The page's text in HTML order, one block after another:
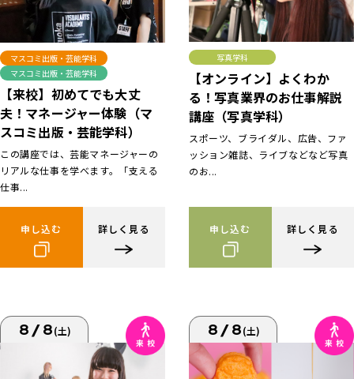
マスコミ出版・芸能学科
マスコミ出版・芸能学科
【来校】初めてでも大丈
夫！マネージャー体験（マ
スコミ出版・芸能学科）
この講座では、芸能マネージャーの
リアルな仕事を学べます。「支える
仕事...
申し込む 詳しく見る
写真学科
【オンライン】よくわか
る！写真業界のお仕事解説
講座（写真学科）
スポーツ、ブライダル、広告、ファ
ッション雑誌、ライブなどなど写真
のお...
申し込む 詳しく見る
8/8(土) 8/8(土)